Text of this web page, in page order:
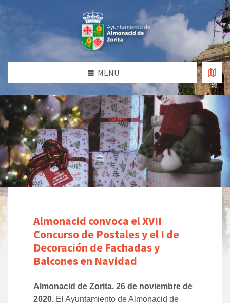
MENU
Almonacid convoca el XVII
Concurso de Postales y el I de
Decoración de Fachadas y
Balcones en Navidad
Almonacid de Zorita. 26 de noviembre de
2020. El Ayuntamiento de Almonacid de